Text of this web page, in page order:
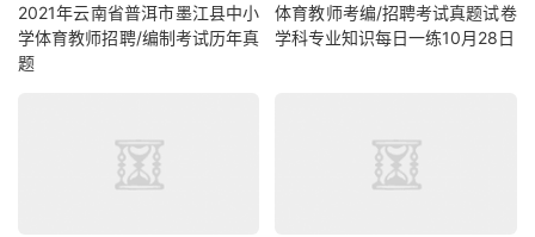
2021年云南省普洱市墨江县中小
学体育教师招聘/编制考试历年真
题
体育教师考编/招聘考试真题试卷
学科专业知识每日一练10月28日